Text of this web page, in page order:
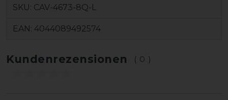
SKU: CAV-4673-8Q-L
EAN: 4044089492574
Kundenrezensionen (0)